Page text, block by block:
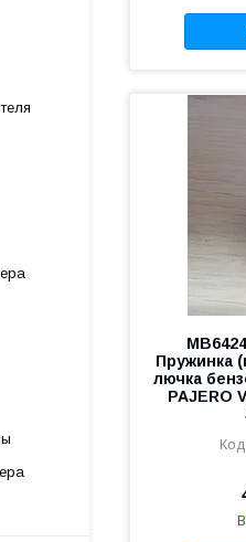
Пружинка
лючка
PAJERO